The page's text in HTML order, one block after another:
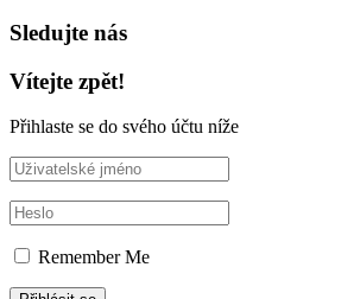
Sledujte nás
Vítejte zpět!
Přihlaste se do svého účtu níže
Remember Me